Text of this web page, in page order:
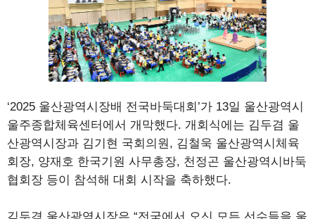
‘2025 울산광역시장배 전국바둑대회’가 13일 울산광역시
울주종합체육센터에서 개막했다. 개회식에는 김두겸 울
산광역시장과 김기현 국회의원, 김철욱 울산광역시체육
회장, 양재호 한국기원 사무총장, 천정곤 울산광역시바둑
협회장 등이 참석해 대회 시작을 축하했다.